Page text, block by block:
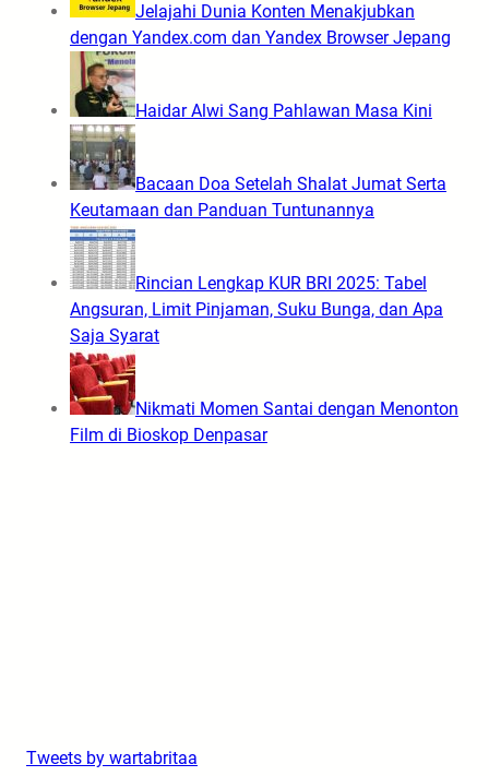
Jelajahi Dunia Konten Menakjubkan
dengan Yandex.com dan Yandex Browser Jepang
Haidar Alwi Sang Pahlawan Masa Kini
Bacaan Doa Setelah Shalat Jumat Serta
Keutamaan dan Panduan Tuntunannya
Rincian Lengkap KUR BRI 2025: Tabel
Angsuran, Limit Pinjaman, Suku Bunga, dan Apa
Saja Syarat
Nikmati Momen Santai dengan Menonton
Film di Bioskop Denpasar
Tweets by wartabritaa